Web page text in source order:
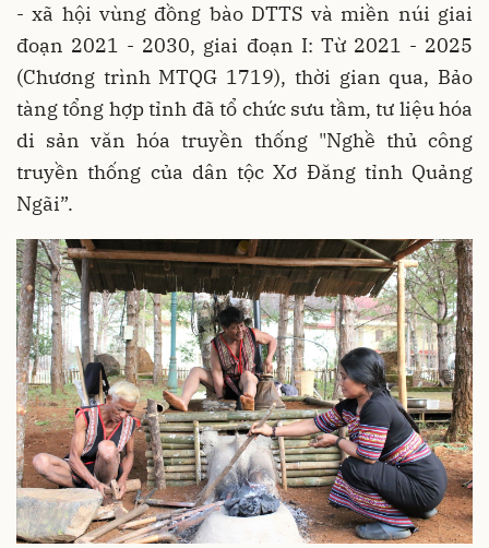
- xã hội vùng đồng bào DTTS và miền núi giai
đoạn 2021 - 2030, giai đoạn I: Từ 2021 - 2025
(Chương trình MTQG 1719), thời gian qua, Bảo
tàng tổng hợp tỉnh đã tổ chức sưu tầm, tư liệu hóa
di sản văn hóa truyền thống "Nghề thủ công
truyền thống của dân tộc Xơ Đăng tỉnh Quảng
Ngãi”.